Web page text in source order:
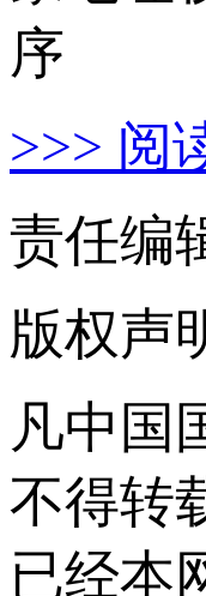
>>> 阅
责任编
版权声
凡中国
不得转
已经本